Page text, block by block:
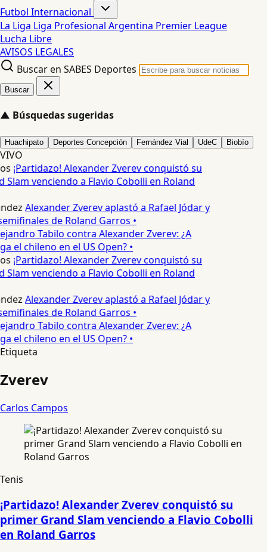
Futbol Internacional
La Liga Liga Profesional Argentina Premier League
Lucha Libre
AVISOS LEGALES
Buscar en SABES Deportes
Buscar
▲ Búsquedas sugeridas
Huachipato Deportes Concepción Fernández Vial UdeC Biobío
VIVO
¡Partidazo! Alexander Zverev conquistó su
venciendo a Flavio Cobolli en Roland
Alexander Zverev aplastó a Rafael Jódar y
de Roland Garros •
Tabilo contra Alexander Zverev: ¿A
el chileno en el US Open? •
¡Partidazo! Alexander Zverev conquistó su
venciendo a Flavio Cobolli en Roland
Alexander Zverev aplastó a Rafael Jódar y
de Roland Garros •
Tabilo contra Alexander Zverev: ¿A
el chileno en el US Open? •
Etiqueta
Zverev
Carlos Campos
Tenis
¡Partidazo! Alexander Zverev conquistó su
primer Grand Slam venciendo a Flavio Cobolli
en Roland Garros